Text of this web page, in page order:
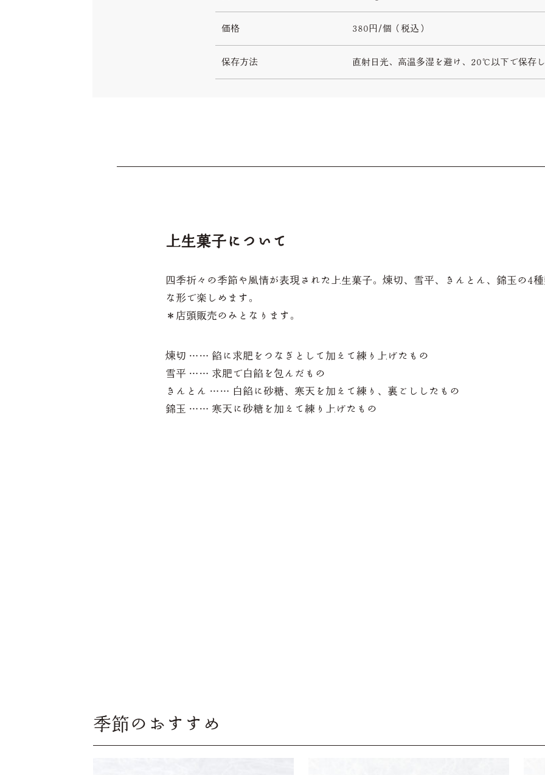
価格 380円/個（税込）
保存方法 直射日光、高温多湿を避け、20℃以下で保存し
上生菓子について
四季折々の季節や風情が表現された上生菓子。煉切、雪平、きんとん、錦玉の4
な形で楽しめます。
＊店頭販売のみとなります。
煉切 …… 餡に求肥をつなぎとして加えて練り上げたもの
雪平 …… 求肥で白餡を包んだもの
きんとん …… 白餡に砂糖、寒天を加えて練り、裏ごししたもの
錦玉 …… 寒天に砂糖を加えて練り上げたもの
季節のおすすめ